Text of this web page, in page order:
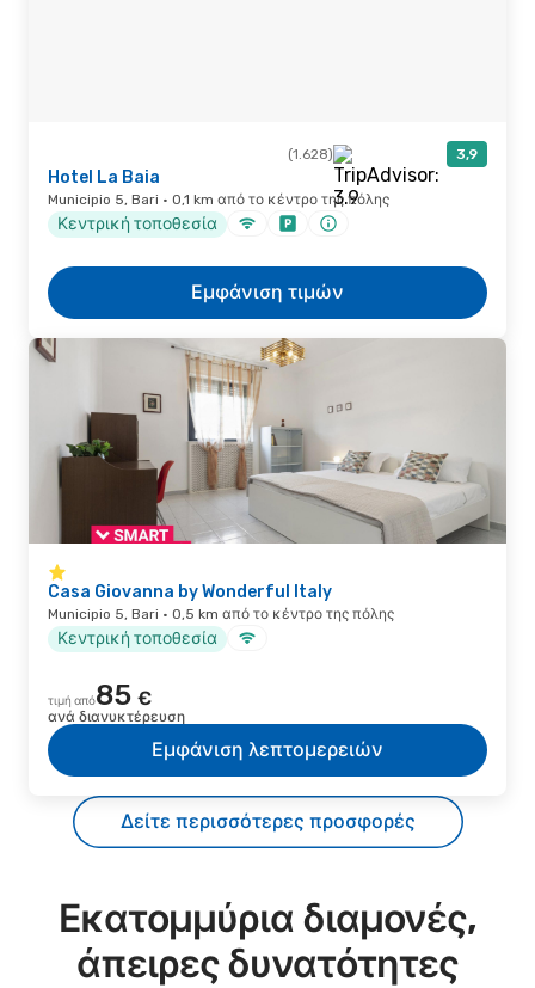
(1.628) 3,9
Hotel La Baia
Municipio 5, Bari · 0,1 km από το κέντρο της πόλης
Κεντρική τοποθεσία
Εμφάνιση τιμών
Casa Giovanna by Wonderful Italy
Municipio 5, Bari · 0,5 km από το κέντρο της πόλης
Κεντρική τοποθεσία
τιμή από85 €
ανά διανυκτέρευση
Εμφάνιση λεπτομερειών
Δείτε περισσότερες προσφορές
Εκατομμύρια διαμονές,
άπειρες δυνατότητες